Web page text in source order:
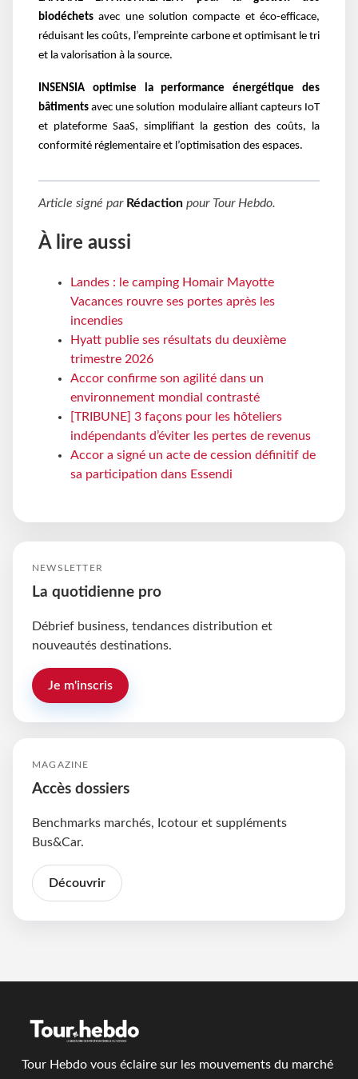
biodéchets avec une solution compacte et éco-efficace,
réduisant les coûts, l’empreinte carbone et optimisant le tri
et la valorisation à la source.
INSENSIA optimise la performance énergétique des
bâtiments avec une solution modulaire alliant capteurs IoT
et plateforme SaaS, simplifiant la gestion des coûts, la
conformité réglementaire et l’optimisation des espaces.
Article signé par Rédaction pour Tour Hebdo.
À lire aussi
Landes : le camping Homair Mayotte
Vacances rouvre ses portes après les
incendies
Hyatt publie ses résultats du deuxième
trimestre 2026
Accor confirme son agilité dans un
environnement mondial contrasté
[TRIBUNE] 3 façons pour les hôteliers
indépendants d’éviter les pertes de revenus
Accor a signé un acte de cession définitif de
sa participation dans Essendi
NEWSLETTER
La quotidienne pro
Débrief business, tendances distribution et
nouveautés destinations.
Je m'inscris
MAGAZINE
Accès dossiers
Benchmarks marchés, Icotour et suppléments
Bus&Car.
Découvrir
Tour Hebdo vous éclaire sur les mouvements du marché